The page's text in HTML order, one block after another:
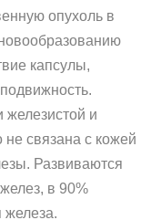
опухоль в
капсулы,
железистой и
не связана с кожей
Развиваются
в 90%
железа.